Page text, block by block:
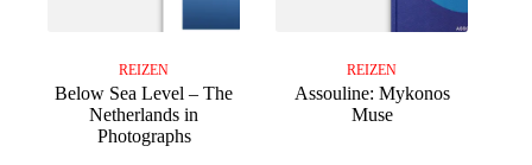
REIZEN
Below Sea Level – The
Netherlands in
Photographs
REIZEN
Assouline: Mykonos
Muse